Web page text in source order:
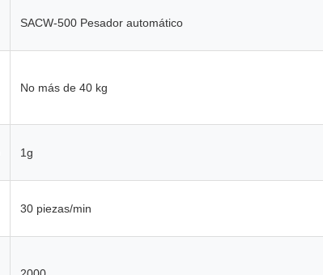
SACW-500 Pesador automático
No más de 40 kg
1g
30 piezas/min